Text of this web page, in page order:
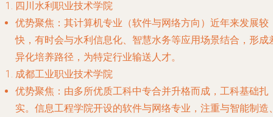
四川水利职业技术学院
优势聚焦 ：其计算机专业（软件与网络方向）近年来发展较
快，有时会与水利信息化、智慧水务等应用场景结合，形成
异化培养路径，为特定行业输送人才。
成都工业职业技术学院
优势聚焦 ：由多所优质工科中专合并升格而成，工科基础扎
实。信息工程学院开设的软件与网络专业，注重与智能制造